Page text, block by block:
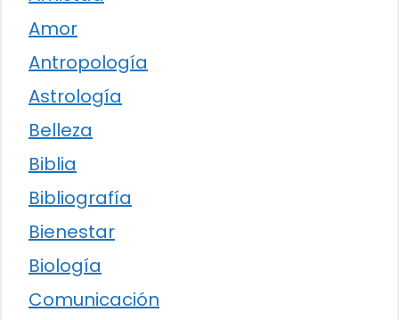
Amor
Antropología
Astrología
Belleza
Biblia
Bibliografía
Bienestar
Biología
Comunicación